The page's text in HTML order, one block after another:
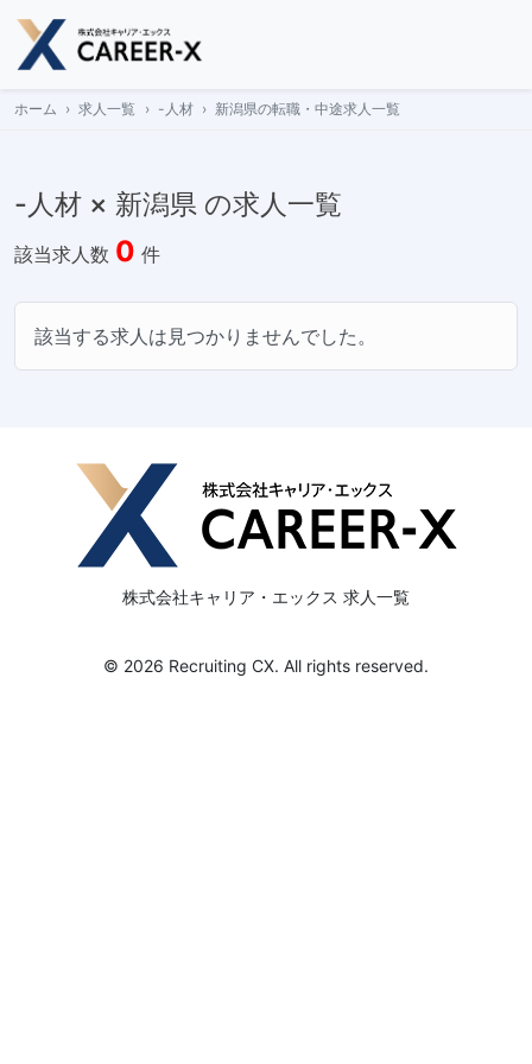
Skip
content
ホーム 求人一覧 -人材 新潟県の転職・中途求人一覧
-人材 × 新潟県 の求人一覧
該当求人数 0 件
該当する求人は見つかりませんでした。
株式会社キャリア・エックス 求人一覧
© 2026 Recruiting CX. All rights reserved.